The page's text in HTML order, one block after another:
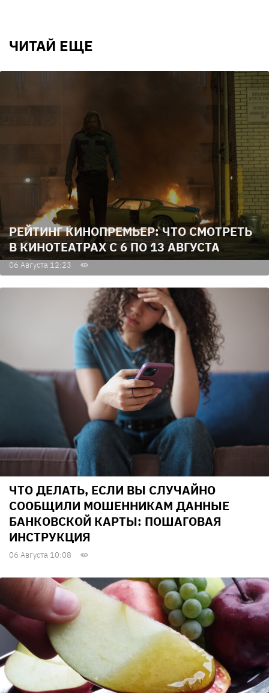
ЧИТАЙ ЕЩЕ
РЕЙТИНГ КИНОПРЕМЬЕР: ЧТО СМОТРЕТЬ
В КИНОТЕАТРАХ С 6 ПО 13 АВГУСТА
06 Августа 12:23
ЧТО ДЕЛАТЬ, ЕСЛИ ВЫ СЛУЧАЙНО
СООБЩИЛИ МОШЕННИКАМ ДАННЫЕ
БАНКОВСКОЙ КАРТЫ: ПОШАГОВАЯ
ИНСТРУКЦИЯ
06 Августа 10:08